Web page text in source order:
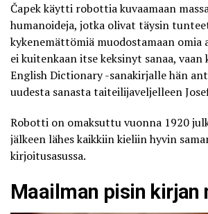
Čapek käytti robottia kuvaamaan
humanoideja, jotka olivat täysin
kykenemättömiä muodostamaan omia
ei kuitenkaan itse keksinyt sanaa, vaan
English Dictionary -sanakirjalle hän
uudesta sanasta taiteilijaveljelleen
Robotti on omaksuttu vuonna 1920
jälkeen lähes kaikkiin kieliin hyvin
kirjoitusasussa.
Maailman pisin kirjan